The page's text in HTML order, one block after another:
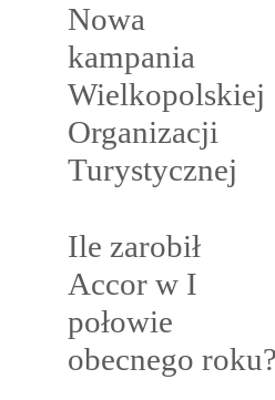
Nowa
kampania
Wielkopolskiej
Organizacji
Turystycznej
Ile zarobił
Accor w I
połowie
obecnego